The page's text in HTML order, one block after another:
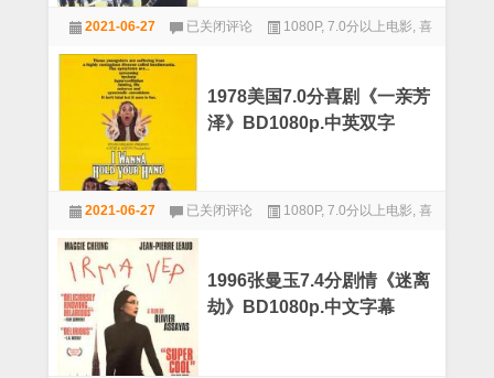
止》
BD1080p.
中
2021-06-27
美
国
7.2
它
武
士》
幕
已关闭评论 1080P, 7.0分以上电影, 喜
1978美国7.0分喜剧《一亲芳
泽》BD1080p.中英双字
2021-06-27
美
国
《一
亲
芳
已关闭评论 1080P, 7.0分以上电影, 喜
1996张曼玉7.4分剧情《迷离
劫》BD1080p.中文字幕